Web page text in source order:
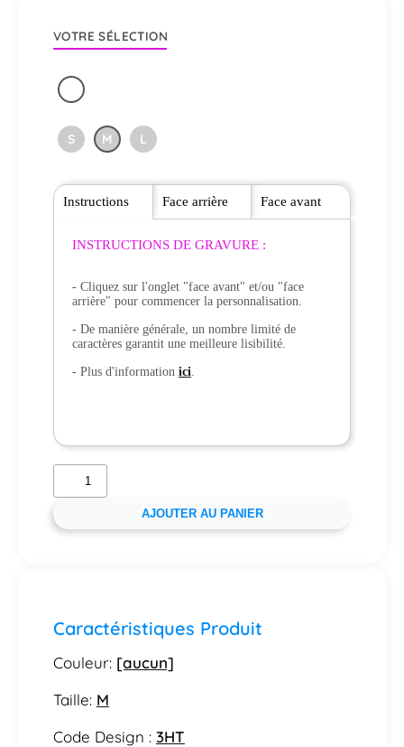
VOTRE SÉLECTION
S M L
Instructions
INSTRUCTIONS DE GRAVURE :
- Cliquez sur l'onglet "face avant" et/ou "face
arrière" pour commencer la personnalisation.
- De manière générale, un nombre limité de
caractères garantit une meilleure lisibilité.
- Plus d'information ici.
Face arrière Face avant
AJOUTER AU PANIER
Caractéristiques Produit
Couleur: [aucun]
Taille: M
Code Design : 3HT